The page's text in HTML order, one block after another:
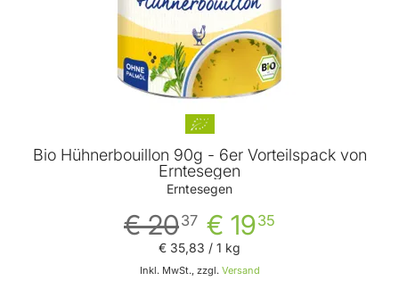
Bio Hühnerbouillon 90g - 6er Vorteilspack von
Erntesegen
Erntesegen
€ 1935
€ 2037
Inkl. MwSt., zzgl. Versand
€ 35,83 / 1 kg